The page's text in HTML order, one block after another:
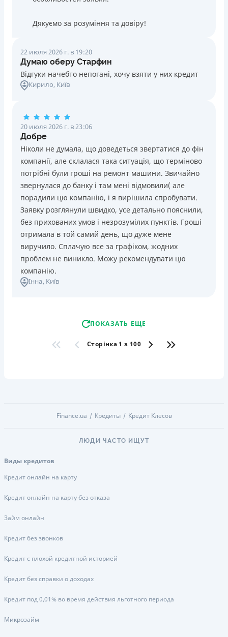
Дякуємо за розуміння та довіру!
22 июля 2026 г. в 19:20
Думаю оберу Старфин
Відгуки начебто непогані, хочу взяти у них кредит
Кирило, Київ
20 июля 2026 г. в 23:06
Добре
Ніколи не думала, що доведеться звертатися до фін
компанії, але склалася така ситуація, що терміново
потрібні були гроші на ремонт машини. Звичайно
звернулася до банку і там мені відмовили( але
порадили цю компанію, і я вирішила спробувати.
Заявку розглянули швидко, усе детально пояснили,
без прихованих умов і незрозумілих пунктів. Гроші
отримала в той самий день, що дуже мене
виручило. Сплачую все за графіком, жодних
проблем не виникло. Можу рекомендувати цю
компанію.
Інна, Київ
ПОКАЗАТЬ ЕЩЕ
Сторінка 1 з 100
Finance.ua Кредиты Кредит Клесов
ЛЮДИ ЧАСТО ИЩУТ
Виды кредитов
Кредит онлайн на карту
Кредит онлайн на карту без отказа
Займ онлайн
Кредит без звонков
Кредит с плохой кредитной историей
Кредит без справки о доходах
Кредит под 0,01% во время действия льготного периода
Микрозайм